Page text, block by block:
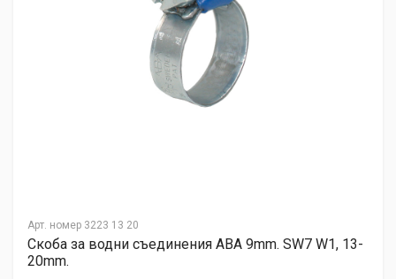
Арт. номер 3223 13 20
Скоба за водни съединения ABA 9mm. SW7 W1, 13-
20mm.